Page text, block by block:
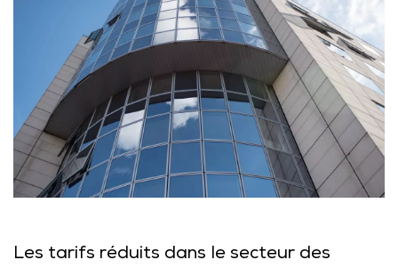
Les tarifs réduits dans le secteur des